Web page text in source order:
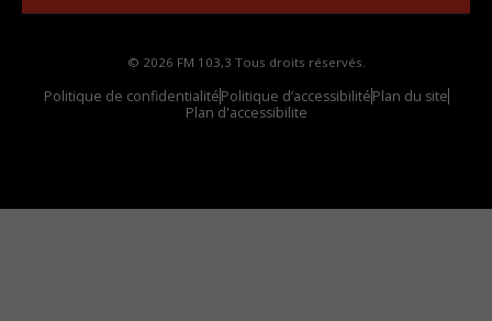
© 2026 FM 103,3 Tous droits réservés.
Politique de confidentialitéPolitique d’accessibilitéPlan du site
Plan d'accessibilite